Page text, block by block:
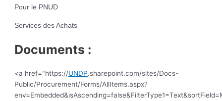
Pour le PNUD
Services des Achats
Documents :
<a href="https://UNDP.sharepoint.com/sites/Docs-
Public/Procurement/Forms/AllItems.aspx?